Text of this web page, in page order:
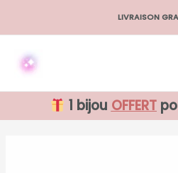
LIVRAISON
1 bijou OFFERT